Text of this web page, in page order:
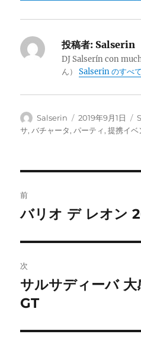
投稿者: Salserin
DJ Salserín con
ん）Salserin のすべ
投
稿
Salserin
投
稿
2019年9月1日
サ, バチャータ, パーティ,提携イベ
稿
ビ
ゲ
ー
シ
前
前
投
稿:
バリオ デ レオン
次
次
の
稿:
サルサディーバ 大
GT